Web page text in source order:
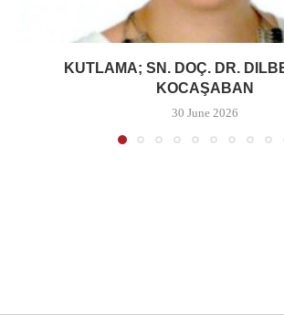
KUTLAMA; SN. DOÇ. DR.
KOCAŞABAN
30 June 2026